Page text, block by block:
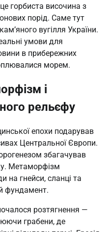
горбиста височина з
порід. Саме тут
вугілля України.
умови для
в прибережних
морем.
і
рельєфу
епохи подарував
Центральної Європи.
збагачував
Метаморфізм
на гнейси, сланці та
фундамент.
розтягнення —
грабени, де